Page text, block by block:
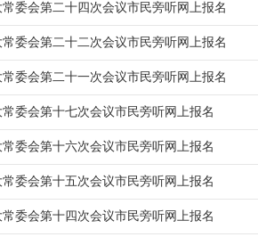
委会第二十四次会议市民旁听网上报名
委会第二十二次会议市民旁听网上报名
委会第二十一次会议市民旁听网上报名
委会第十七次会议市民旁听网上报名
委会第十六次会议市民旁听网上报名
委会第十五次会议市民旁听网上报名
委会第十四次会议市民旁听网上报名